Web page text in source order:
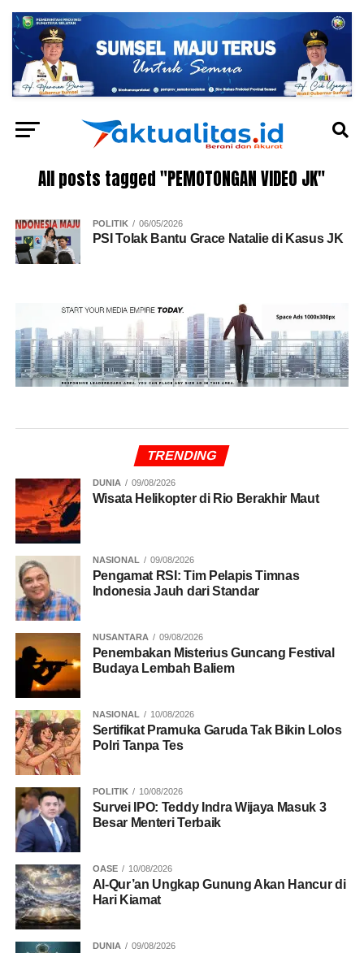
All posts tagged "PEMOTONGAN VIDEO JK"
POLITIK 06/05/2026
PSI Tolak Bantu Grace Natalie di Kasus JK
TRENDING
DUNIA 09/08/2026
Wisata Helikopter di Rio Berakhir Maut
NASIONAL 09/08/2026
Pengamat RSI: Tim Pelapis Timnas
Indonesia Jauh dari Standar
NUSANTARA 09/08/2026
Penembakan Misterius Guncang Festival
Budaya Lembah Baliem
NASIONAL 10/08/2026
Sertifikat Pramuka Garuda Tak Bikin Lolos
Polri Tanpa Tes
POLITIK 10/08/2026
Survei IPO: Teddy Indra Wijaya Masuk 3
Besar Menteri Terbaik
OASE 10/08/2026
Al-Qur’an Ungkap Gunung Akan Hancur di
Hari Kiamat
DUNIA 09/08/2026